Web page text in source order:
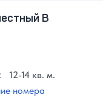
В
12-14 кв. м.
номера